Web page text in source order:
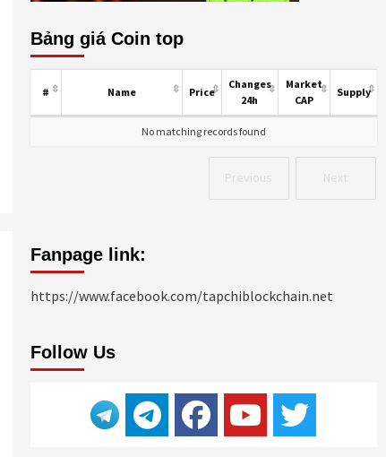
Bảng giá Coin top
Previous Next
# Name Price
Changes
24h
Market
CAP
Supply
No matching records found
Fanpage link:
https://www.facebook.com/tapchiblockchain.net
Follow Us